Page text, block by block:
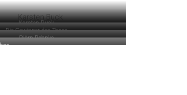
Karsten Buck
Die Gewinner des Tages
Björn Behnke